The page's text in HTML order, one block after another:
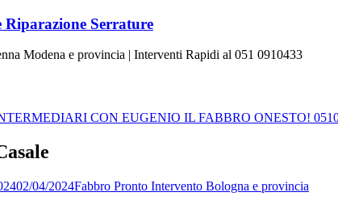
Riparazione Serrature
Modena e provincia | Interventi Rapidi al 051 0910433
CON EUGENIO IL FABBRO ONESTO!
02/04/2024Fabbro Pronto Intervento Bologna e provincia